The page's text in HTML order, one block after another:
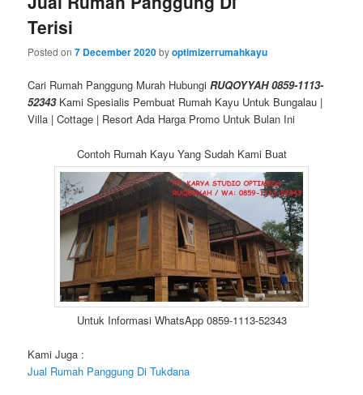
content
content
Terisi
Posted on7 December 2020byoptimizerrumahkayu
Cari Rumah Panggung Murah HubungiRUQOYYAH 0859-1113-
52343Kami Spesialis Pembuat Rumah Kayu Untuk Bungalau |
Villa | Cottage | Resort Ada Harga Promo Untuk Bulan Ini
Contoh Rumah Kayu Yang Sudah Kami Buat
Untuk Informasi WhatsApp 0859-1113-52343
Kami Juga :
Jual Rumah Panggung Di Tukdana